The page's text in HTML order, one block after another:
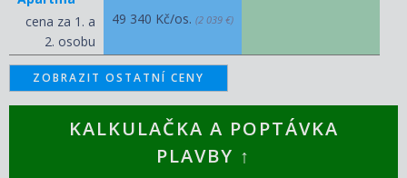
cena za 1. a
2. osobu
49 340 Kč/os. (2 039 €)
ZOBRAZIT OSTATNÍ CENY
KALKULAČKA A POPTÁVKA
PLAVBY ↑